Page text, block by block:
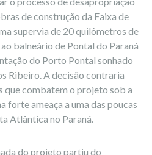
de construção da Faixa de
supervia de 20 quilômetros de
balneário de Pontal do Paraná
do Porto Pontal sonhado
Ribeiro. A decisão contraria
combatem o projeto sob a
forte ameaça a uma das poucas
Atlântica no Paraná.
do projeto partiu do